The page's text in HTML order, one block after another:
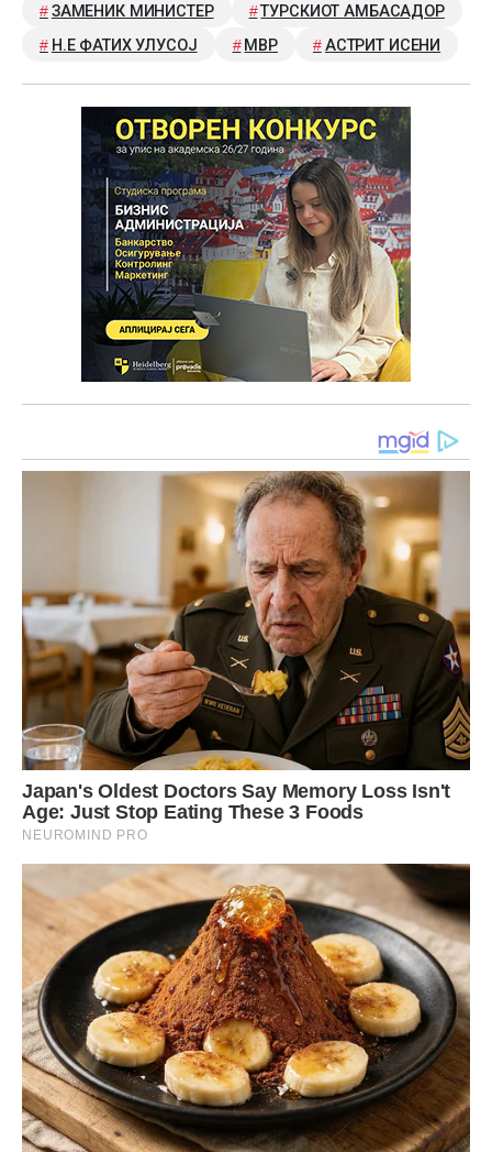
ЗАМЕНИК МИНИСТЕР
ТУРСКИОТ АМБАСАДОР
Н.Е ФАТИХ УЛУСОЈ
МВР АСТРИТ ИСЕНИ